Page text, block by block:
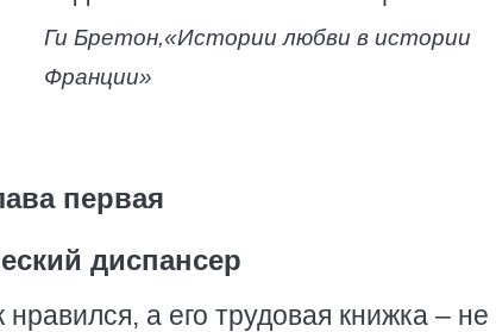
Ги Бретон,«Истории любви в истории
Франции»
первая
диспансер
а его трудовая книжка – не